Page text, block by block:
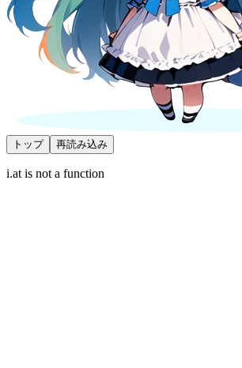
トップ 再読み込み
i.at is not a function